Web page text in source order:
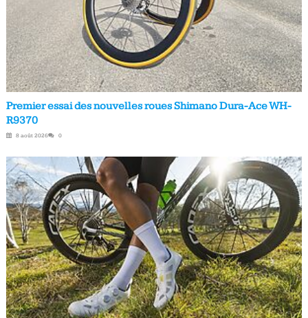
Premier essai des nouvelles roues Shimano Dura-Ace WH-
R9370
8 août 2026 0